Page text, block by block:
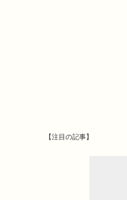
【注目の記事】